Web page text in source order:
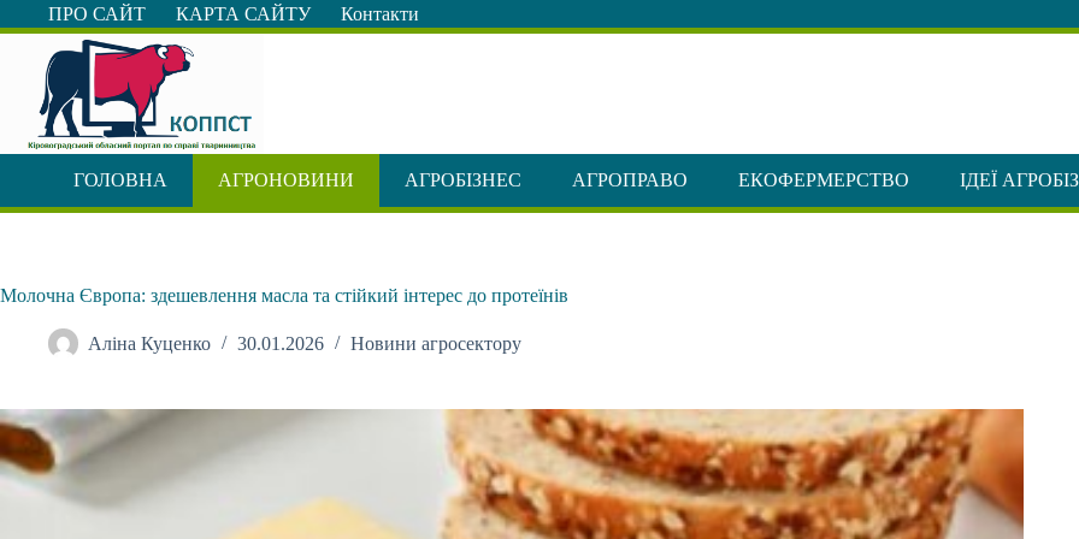
Перейти
до
ПРО САЙТ КАРТА САЙТУ Контакти
ГОЛОВНА АГРОНОВИНИ АГРОБІЗНЕС АГРОПРАВО ЕКОФЕРМЕРСТВО ІДЕЇ
Молочна Європа: здешевлення масла та стійкий інтерес до протеїнів
Аліна Куценко 30.01.2026 Новини агросектору